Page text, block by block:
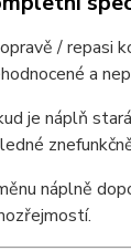
/ repasi
a
je náplň
náplně